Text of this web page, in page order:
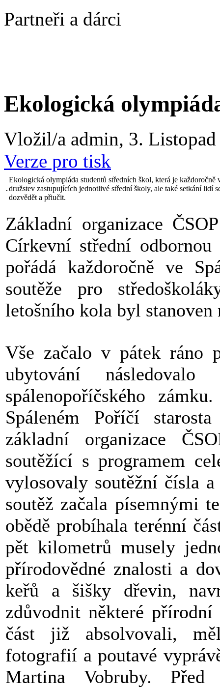
Partneři a dárci
Ekologická
Vložil/a admin, 3.
Verze pro tisk
Ekologická olympiáda studentů středních škol, která je
družstev zastupujících jednotlivé střední školy, ale také setkání lidí
dozvědět a přiučit.
Základní organizace
Církevní střední
pořádá každoročně ve
soutěže pro
letošního kola byl stanoven
Vše začalo v pátek ráno
ubytování
spálenopoříčského
Spáleném Poříčí
základní organizace
soutěžící s programem
vylosovaly soutěžní čísla
soutěž začala písemnými
obědě probíhala terénní
pět kilometrů musely
přírodovědné znalosti a
keřů a šišky dřevin,
zdůvodnit některé
část již absolvovali,
fotografií a poutavé
Martina Vobruby.